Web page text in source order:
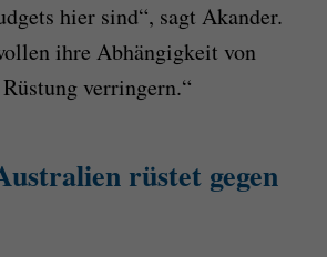
hier sind“, sagt Akander.
ihre Abhängigkeit von
verringern.“
rüstet gegen